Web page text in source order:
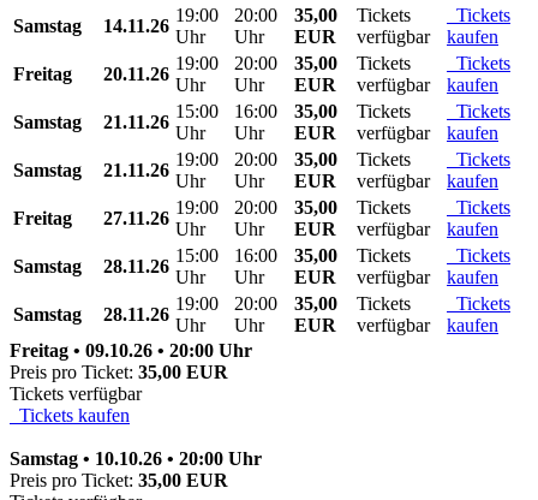
Samstag
14.11.26
19:00
Uhr
20:00
Uhr
35,00
EUR
Tickets
verfügbar
Tickets
kaufen
Freitag
20.11.26
19:00
Uhr
20:00
Uhr
35,00
EUR
Tickets
verfügbar
Tickets
kaufen
Samstag
21.11.26
15:00
Uhr
16:00
Uhr
35,00
EUR
Tickets
verfügbar
Tickets
kaufen
Samstag
21.11.26
19:00
Uhr
20:00
Uhr
35,00
EUR
Tickets
verfügbar
Tickets
kaufen
Freitag
27.11.26
19:00
Uhr
20:00
Uhr
35,00
EUR
Tickets
verfügbar
Tickets
kaufen
Samstag
28.11.26
15:00
Uhr
16:00
Uhr
35,00
EUR
Tickets
verfügbar
Tickets
kaufen
Samstag
28.11.26
19:00
Uhr
20:00
Uhr
35,00
EUR
Tickets
verfügbar
Tickets
kaufen
Freitag • 09.10.26 • 20:00 Uhr
Preis pro Ticket: 35,00 EUR
Tickets verfügbar
Tickets kaufen
Samstag • 10.10.26 • 20:00 Uhr
Preis pro Ticket: 35,00 EUR